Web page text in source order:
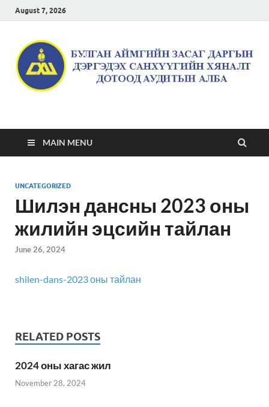
August 7, 2026
Булган аймгийн засаг
даргын дэргэдэх
санхүүгийн хяналт
дотоод аудитын алба
MAIN MENU
UNCATEGORIZED
Шилэн дансны 2023 оны
жилийн эцсийн тайлан
June 26, 2024
shilen-dans-2023 оны тайлан
RELATED POSTS
2024 оны хагас жил
November 28, 2024